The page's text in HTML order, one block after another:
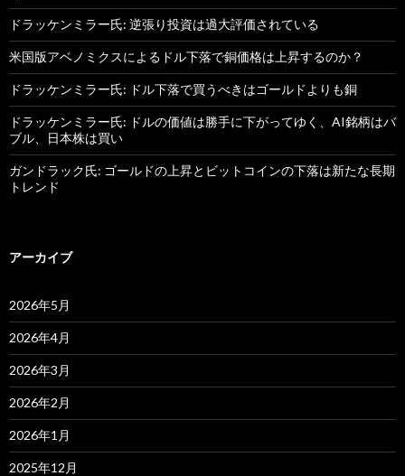
ドラッケンミラー氏: 逆張り投資は過大評価されている
米国版アベノミクスによるドル下落で銅価格は上昇するのか？
ドラッケンミラー氏: ドル下落で買うべきはゴールドよりも銅
ドラッケンミラー氏: ドルの価値は勝手に下がってゆく、AI銘柄はバ
ブル、日本株は買い
ガンドラック氏: ゴールドの上昇とビットコインの下落は新たな長期
トレンド
アーカイブ
2026年5月
2026年4月
2026年3月
2026年2月
2026年1月
2025年12月